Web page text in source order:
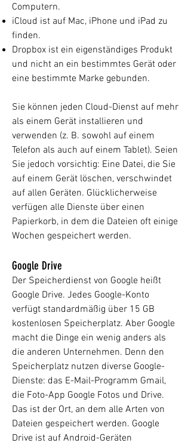
Computern.
iCloud ist auf Mac, iPhone und iPad zu
finden.
Dropbox ist ein eigenständiges Produkt
und nicht an ein bestimmtes Gerät oder
eine bestimmte Marke gebunden.
Sie können jeden Cloud-Dienst auf mehr
als einem Gerät installieren und
verwenden (z. B. sowohl auf einem
Telefon als auch auf einem Tablet). Seien
Sie jedoch vorsichtig: Eine Datei, die Sie
auf einem Gerät löschen, verschwindet
auf allen Geräten. Glücklicherweise
verfügen alle Dienste über einen
Papierkorb, in dem die Dateien oft einige
Wochen gespeichert werden.
Google Drive
Der Speicherdienst von Google heißt
Google Drive. Jedes Google-Konto
verfügt standardmäßig über 15 GB
kostenlosen Speicherplatz. Aber Google
macht die Dinge ein wenig anders als
die anderen Unternehmen. Denn den
Speicherplatz nutzen diverse Google-
Dienste: das E-Mail-Programm Gmail,
die Foto-App Google Fotos und Drive.
Das ist der Ort, an dem alle Arten von
Dateien gespeichert werden. Google
Drive ist auf Android-Geräten